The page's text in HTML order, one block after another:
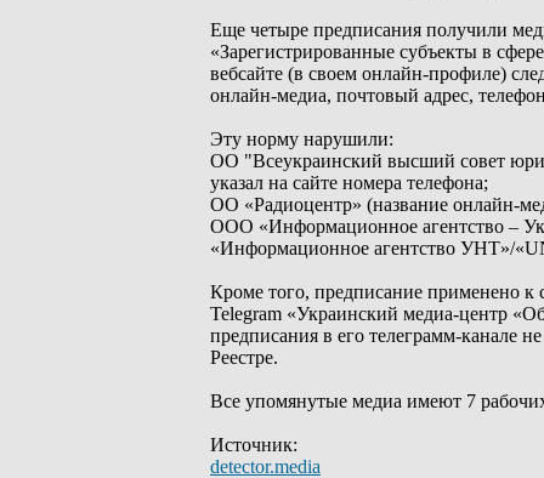
Еще четыре предписания получили
«Зарегистрированные субъекты в
вебсайте (в своем онлайн-профиле)
онлайн-медиа, почтовый адрес,
Эту норму нарушили:
ОО "Всеукраинский высший совет
указал на сайте номера телефона;
ОО «Радиоцентр» (название онлайн-
ООО «Информационное агентство –
«Информационное агентство УНТ»/
Кроме того, предписание применено к
Telegram «Украинский медиа-центр
предписания в его телеграмм-канале
Реестре.
Все упомянутые медиа имеют 7
Источник:
detector.media